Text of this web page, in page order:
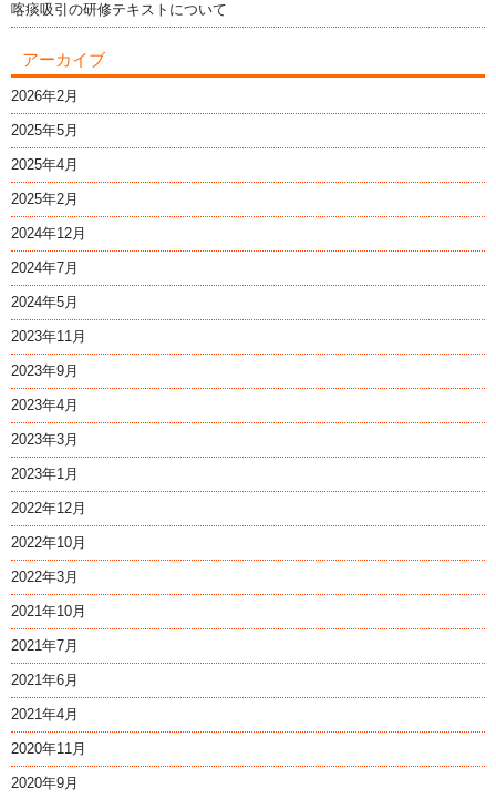
喀痰吸引の研修テキストについて
アーカイブ
2026年2月
2025年5月
2025年4月
2025年2月
2024年12月
2024年7月
2024年5月
2023年11月
2023年9月
2023年4月
2023年3月
2023年1月
2022年12月
2022年10月
2022年3月
2021年10月
2021年7月
2021年6月
2021年4月
2020年11月
2020年9月